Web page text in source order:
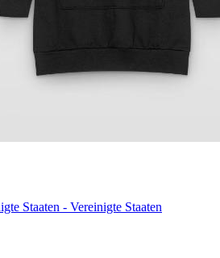
Staaten - Vereinigte Staaten